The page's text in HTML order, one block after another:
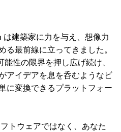
建築家に力を与え、想像力
る最前線に立ってきました。
性の限界を押し広げ続け、
アイデアを息を呑むようなビ
に変換できるプラットフォー
トウェアではなく、あなた